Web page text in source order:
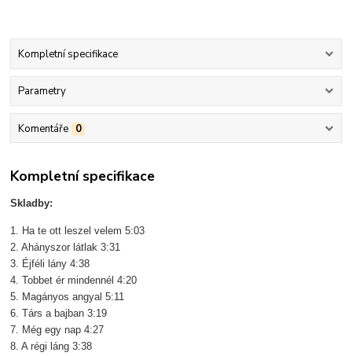
Kompletní specifikace
Parametry
Komentáře 0
Kompletní specifikace
Skladby:
1. Ha te ott leszel velem 5:03
2. Ahányszor látlak 3:31
3. Éjféli lány 4:38
4. Tobbet ér mindennél 4:20
5. Magányos angyal 5:11
6. Társ a bajban 3:19
7. Még egy nap 4:27
8. A régi láng 3:38